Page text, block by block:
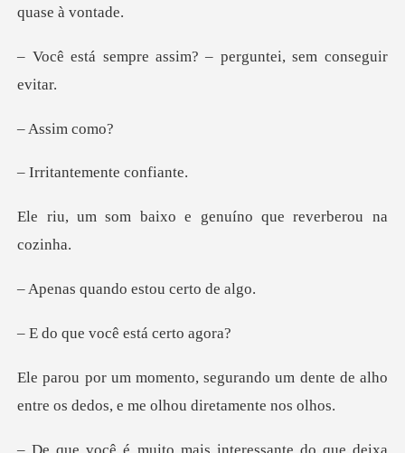
ssim? – perguntei, s
sim
temente c
xo e genuíno que re
ndo estou ce
você está c
o um dente de alho
entre os dedos,